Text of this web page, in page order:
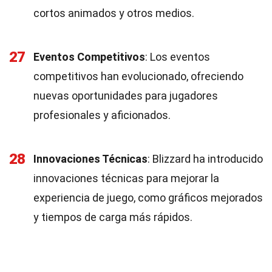
cortos animados y otros medios.
27 Eventos Competitivos: Los eventos
competitivos han evolucionado, ofreciendo
nuevas oportunidades para jugadores
profesionales y aficionados.
28 Innovaciones Técnicas: Blizzard ha introducido
innovaciones técnicas para mejorar la
experiencia de juego, como gráficos mejorados
y tiempos de carga más rápidos.